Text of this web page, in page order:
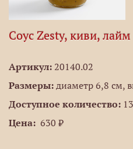
Соус Zesty, киви,
Артикул: 20140.02
Размеры: диаметр 6,8 см,
Доступное количество:
Цена: 630 ₽